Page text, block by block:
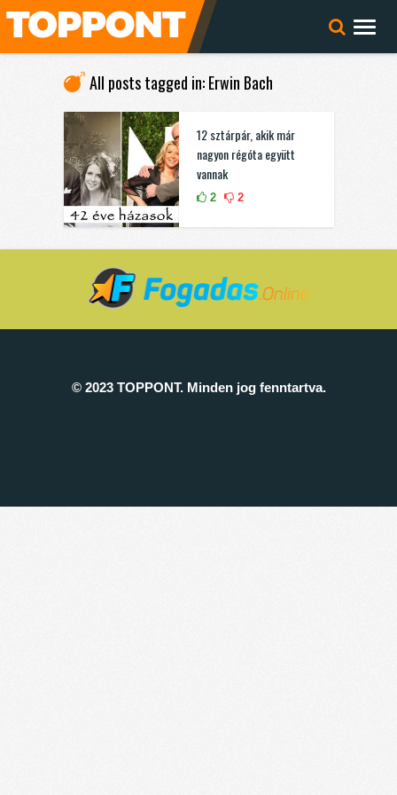
All posts tagged in: Erwin Bach
12 sztárpár, akik már
nagyon régóta együtt
vannak
2 2
© 2023 TOPPONT. Minden jog fenntartva.